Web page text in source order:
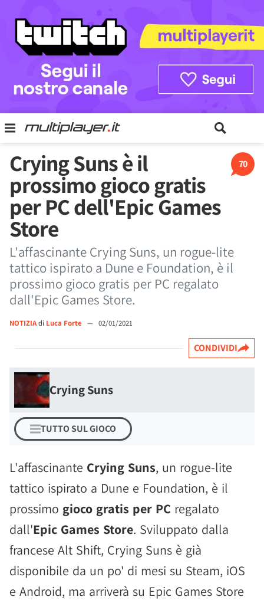
70
Crying Suns è il
prossimo gioco gratis
per PC dell'Epic Games
Store
L'affascinante Crying Suns, un rogue-lite
tattico ispirato a Dune e Foundation, è il
prossimo gioco gratis per PC regalato
dall'Epic Games Store.
NOTIZIAdi Luca Forte — 02/01/2021
CONDIVIDI
Crying Suns
TUTTO SUL GIOCO
L'affascinante Crying Suns, un rogue-lite
tattico ispirato a Dune e Foundation, è il
prossimo gioco gratis per PC regalato
dall'Epic Games Store. Sviluppato dalla
francese Alt Shift, Crying Suns è già
disponibile da un po' di mesi su Steam, iOS
e Android, ma arriverà su Epic Games Store